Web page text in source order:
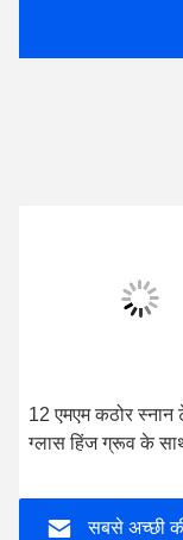
12 एमएम कठोर स्नान
ग्लास हिंज ग्रूव के
सबसे अच्छी